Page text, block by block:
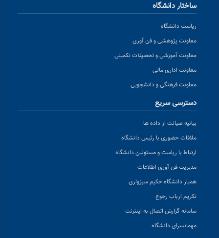
ساختار دانشگاه
ریاست دانشگاه
معاونت پژوهشی و فن آوری
معاونت آموزشی و تحصیلات تکمیلی
معاونت اداری مالی
معاونت فرهنگی و دانشجویی
دسترسی سریع
بیانیه صیانت از داده ها
ملاقات حضوری با رئیس دانشگاه
ارتباط با ریاست و مسئولین دانشگاه
مدیریت فن آوری اطلاعات
همیار دانشگاه حکیم سبزواری
تکریم ارباب رجوع
سامانه گزارش اتصال به اینترنت
مهمانسرای دانشگاه